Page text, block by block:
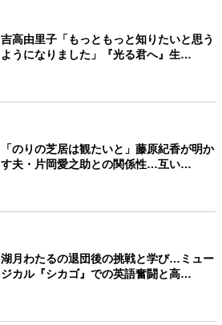
吉高由里子「もっともっと知りたいと思う
ようになりました」『光る君へ』生…
「のりの芝居は観たいと」藤原紀香が明か
す夫・片岡愛之助との関係性…互い…
湖月わたるの退団後の挑戦と学び…ミュー
ジカル『シカゴ』での英語奮闘と高…